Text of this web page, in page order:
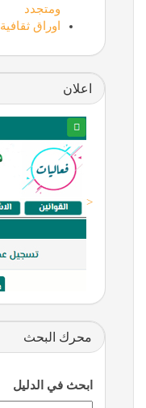
ومتجدد
اوراق ثقافية
اعلان
<
محرك البحث
ابحث في الدليل